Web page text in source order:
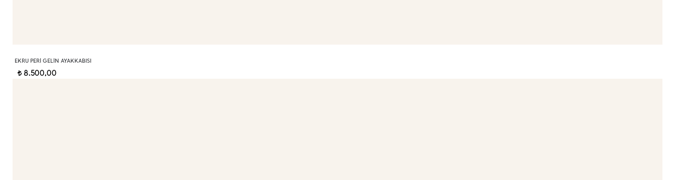
EKRU PERI GELIN AYAKKABISI
t8.500,00